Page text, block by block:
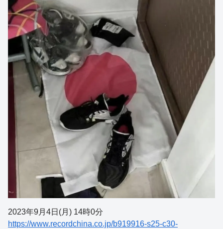
2023年9月4日(月) 14時0分
https://www.recordchina.co.jp/b919916-s25-c30-